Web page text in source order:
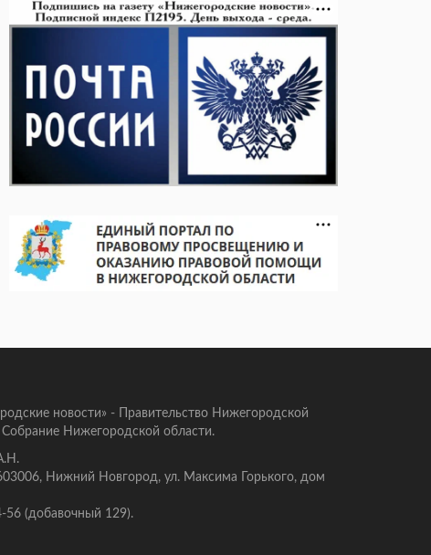
новости» - Правительство Нижегородской
Нижегородской области.
Нижний Новгород, ул. Максима Горького, дом
56 (добавочный 129).